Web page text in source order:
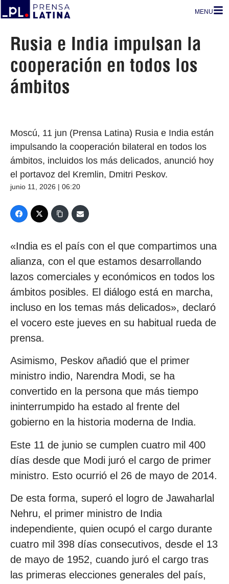
MENU
Rusia e India impulsan la
cooperación en todos los
ámbitos
Moscú, 11 jun (Prensa Latina) Rusia e India están
impulsando la cooperación bilateral en todos los
ámbitos, incluidos los más delicados, anunció hoy
el portavoz del Kremlin, Dmitri Peskov.
junio 11, 2026 | 06:20
«India es el país con el que compartimos una
alianza, con el que estamos desarrollando
lazos comerciales y económicos en todos los
ámbitos posibles. El diálogo está en marcha,
incluso en los temas más delicados», declaró
el vocero este jueves en su habitual rueda de
prensa.
Asimismo, Peskov añadió que el primer
ministro indio, Narendra Modi, se ha
convertido en la persona que más tiempo
ininterrumpido ha estado al frente del
gobierno en la historia moderna de India.
Este 11 de junio se cumplen cuatro mil 400
días desde que Modi juró el cargo de primer
ministro. Esto ocurrió el 26 de mayo de 2014.
De esta forma, superó el logro de Jawaharlal
Nehru, el primer ministro de India
independiente, quien ocupó el cargo durante
cuatro mil 398 días consecutivos, desde el 13
de mayo de 1952, cuando juró el cargo tras
las primeras elecciones generales del país,